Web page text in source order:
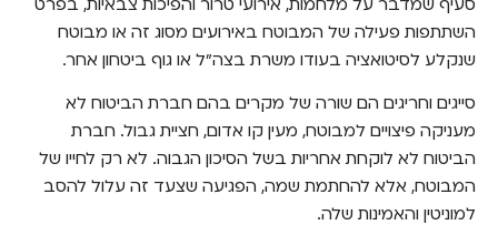
סעיף שמדבר על מלחמות, אירועי טרור והפיכות צבאיות, בפרט
השתתפות פעילה של המבוטח באירועים מסוג זה או מבוטח
שנקלע לסיטואציה בעודו משרת בצה"ל או גוף ביטחון אחר.
סייגים וחריגים הם שורה של מקרים בהם חברת הביטוח לא
מעניקה פיצויים למבוטח, מעין קו אדום, חציית גבול. חברת
הביטוח לא לוקחת אחריות בשל הסיכון הגבוה. לא רק לחייו של
המבוטח, אלא להחתמת שמה, הפגיעה שצעד זה עלול להסב
למוניטין והאמינות שלה.